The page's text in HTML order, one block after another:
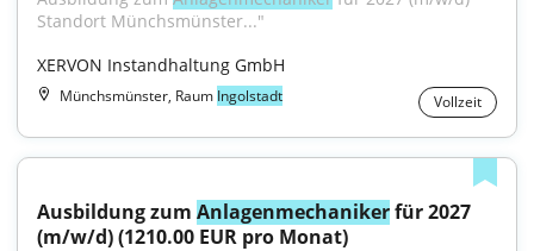
Standort Münchsmünster..."
XERVON Instandhaltung GmbH
Münchsmünster, Raum Ingolstadt Vollzeit
Ausbildung zum Anlagenmechaniker für 2027
(m/w/d) (1210.00 EUR pro Monat)